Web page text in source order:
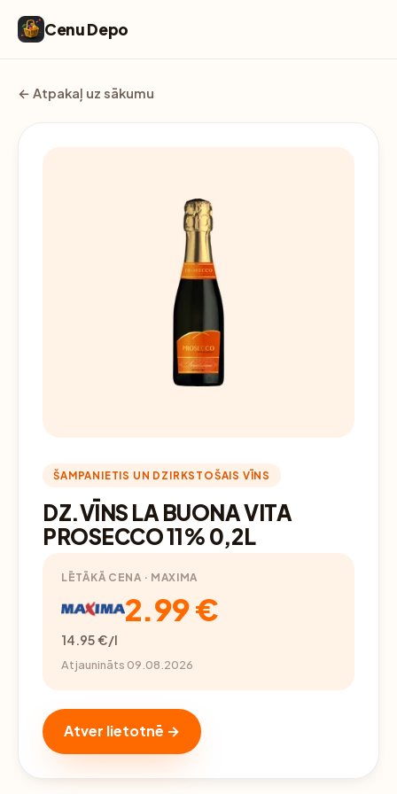
Cenu Depo
← Atpakaļ uz sākumu
ŠAMPANIETIS UN DZIRKSTOŠAIS VĪNS
DZ.VĪNS LA BUONA VITA
PROSECCO 11% 0,2L
LĒTĀKĀ CENA · MAXIMA
2.99 €
14.95 €/l
Atjaunināts 09.08.2026
Atver lietotnē →